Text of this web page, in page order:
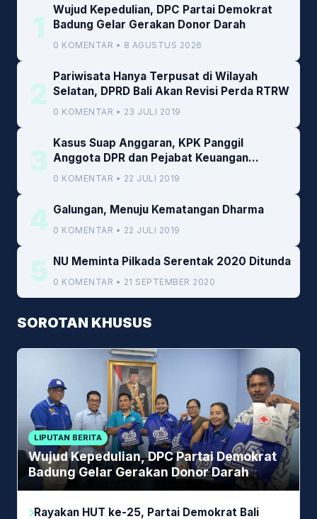
1
Wujud Kepedulian, DPC Partai Demokrat
Badung Gelar Gerakan Donor Darah
0 KOMENTAR • 8 AGUSTUS 2026
2
Pariwisata Hanya Terpusat di Wilayah
Selatan, DPRD Bali Akan Revisi Perda RTRW
0 KOMENTAR • 23 JULI 2019
3
Kasus Suap Anggaran, KPK Panggil
Anggota DPR dan Pejabat Keuangan
Kemenkeu
0 KOMENTAR • 22 JULI 2019
4 Galungan, Menuju Kematangan Dharma
0 KOMENTAR • 22 JULI 2019
5 NU Meminta Pilkada Serentak 2020 Ditunda
0 KOMENTAR • 21 SEPTEMBER 2020
SOROTAN KHUSUS
LIPUTAN BERITA
Wujud Kepedulian, DPC Partai Demokrat
Badung Gelar Gerakan Donor Darah
Rayakan HUT ke-25, Partai Demokrat Bali